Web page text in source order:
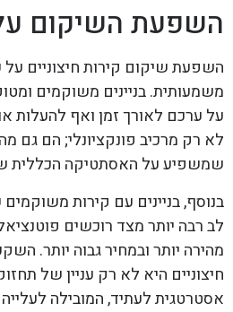
השפעת השיקום
השפעת שיקום קירות חיצוניים על
משמעותית. בניינים משוקמים
על ערכם לאורך זמן ואף להעלות
לא רק מרכיב פונקציונלי; הם גם
שמשפיע על האסתטיקה הכללית
בנוסף, בניינים עם קירות
לב רבה יותר מצד רוכשים
מהירה יותר ובמחיר גבוה יותר.
חיצוניים היא לא רק עניין של
אסטרטגית לעתיד, המובילה